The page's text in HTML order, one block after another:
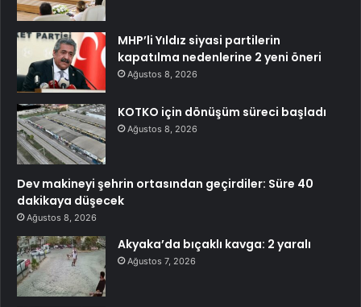
MHP’li Yıldız siyasi partilerin
kapatılma nedenlerine 2 yeni öneri
Ağustos 8, 2026
KOTKO için dönüşüm süreci başladı
Ağustos 8, 2026
Dev makineyi şehrin ortasından geçirdiler: Süre 40
dakikaya düşecek
Ağustos 8, 2026
Akyaka’da bıçaklı kavga: 2 yaralı
Ağustos 7, 2026